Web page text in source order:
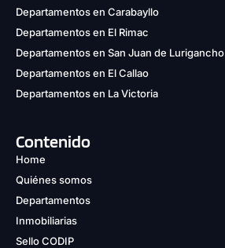
Departamentos en Carabayllo
Departamentos en El Rimac
Departamentos en San Juan de Lurigancho
Departamentos en El Callao
Departamentos en La Victoria
Contenido
Home
Quiénes somos
Departamentos
Inmobiliarias
Sello CODIP